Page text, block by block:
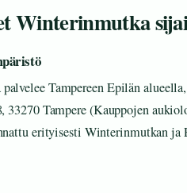
Winterinmutka
Tampereen Epilän
33270 Tampere (Kauppojen
erityisesti Winterinmutkan ja